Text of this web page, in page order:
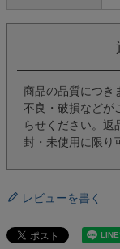
商品の品質につき
不良・破損などが
らせください。返
封・未使用に限り
レビューを書く